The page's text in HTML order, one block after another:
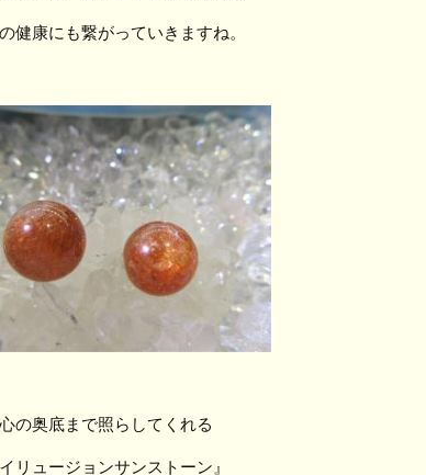
健康にも繋がっていきますね。
心の奥底まで照らしてくれる
リュージョンサンストーン』